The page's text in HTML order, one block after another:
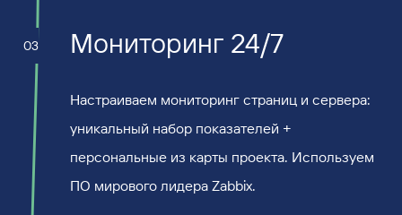
03 Мониторинг 24/7
Настраиваем мониторинг страниц и сервера:
уникальный набор показателей +
персональные из карты проекта. Используем
ПО мирового лидера Zabbix.